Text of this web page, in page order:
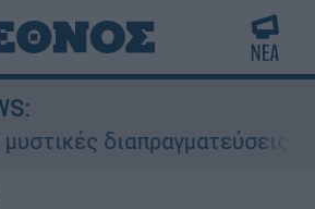
διαπραγματεύσεις και